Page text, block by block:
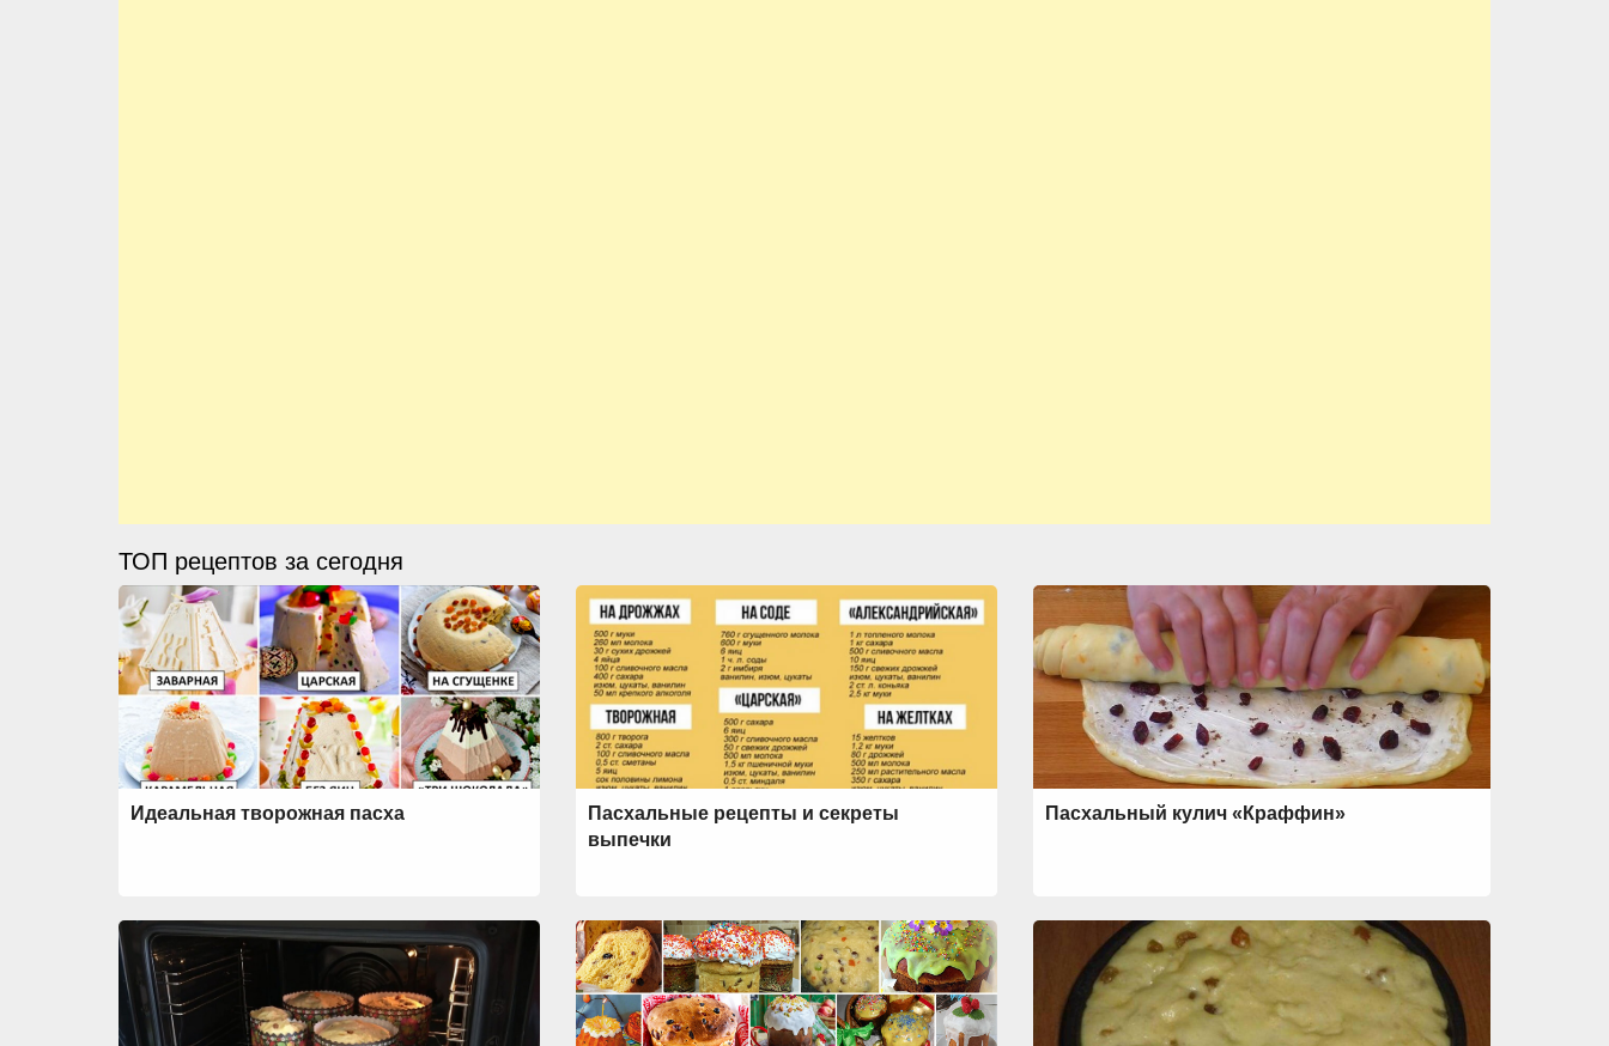
ТОП рецептов за сегодня
Идеальная творожная пасха
Пасхальные рецепты и секреты
выпечки
Пасхальный кулич «Краффин»